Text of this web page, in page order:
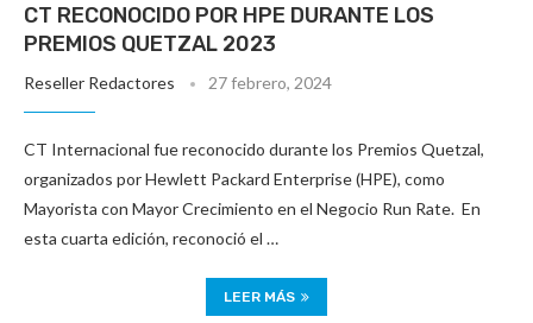
CT RECONOCIDO POR HPE DURANTE LOS
PREMIOS QUETZAL 2023
Reseller Redactores 27 febrero, 2024
CT Internacional fue reconocido durante los Premios Quetzal,
organizados por Hewlett Packard Enterprise (HPE), como
Mayorista con Mayor Crecimiento en el Negocio Run Rate. En
esta cuarta edición, reconoció el …
LEER MÁS